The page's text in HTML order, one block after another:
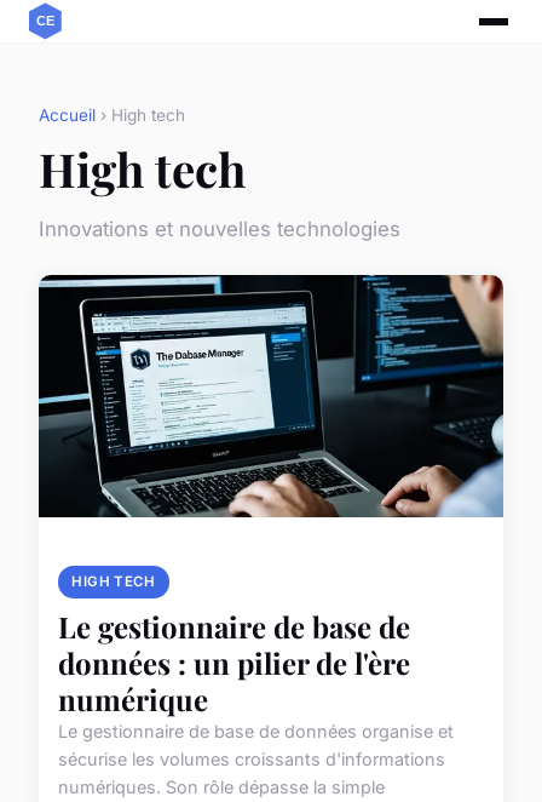
Accueil › High tech
High tech
Innovations et nouvelles technologies
HIGH TECH
Le gestionnaire de base de
données : un pilier de l'ère
numérique
Le gestionnaire de base de données organise et
sécurise les volumes croissants d'informations
numériques. Son rôle dépasse la simple